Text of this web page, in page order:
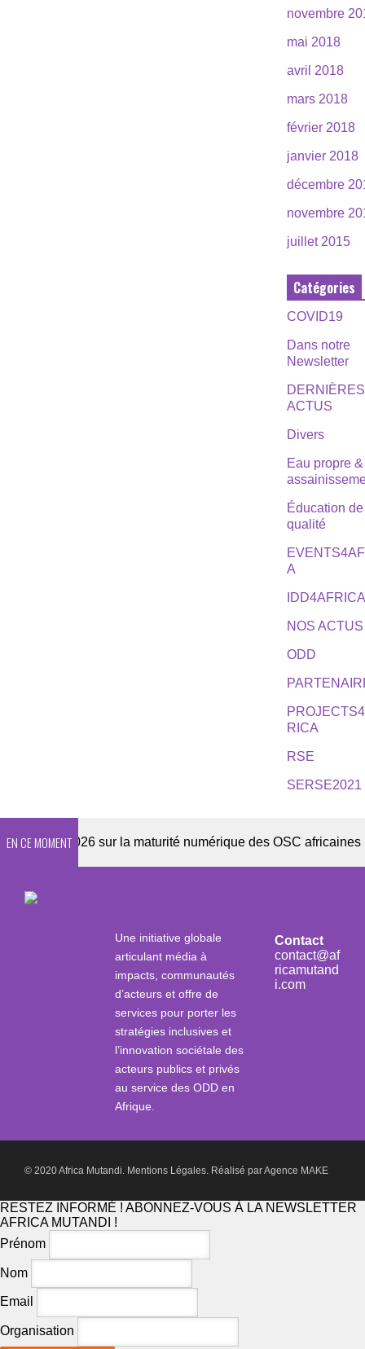
novembre
mai 2018
avril 2018
mars 2018
février 2018
janvier 2018
décembre
novembre
juillet 2015
Catégories
COVID19
Dans notre
Newsletter
DERNIÈRES
ACTUS
Divers
Eau propre &
Éducation de
qualité
A
NOS ACTUS
ODD
RICA
RSE
SERSE2021
EN CE MOMENT
2026 sur la maturité numérique des OSC africaines
Une initiative globale
articulant média à
impacts, communautés
d’acteurs et offre de
services pour porter les
stratégies inclusives et
l’innovation sociétale des
acteurs publics et privés
au service des ODD en
Afrique.
Contact
contact@af
ricamutand
i.com
© 2020 Africa Mutandi. Mentions Légales. Réalisé parAgence MAKE
RESTEZ INFORMÉ ! ABONNEZ-VOUS À LA NEWSLETTER
AFRICA MUTANDI !
Prénom
Nom
Email
Organisation